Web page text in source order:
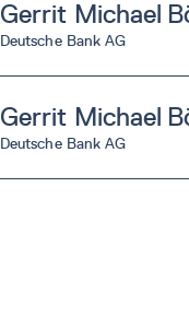
Gerrit Michael
Deutsche Bank AG
Gerrit Michael
Deutsche Bank AG